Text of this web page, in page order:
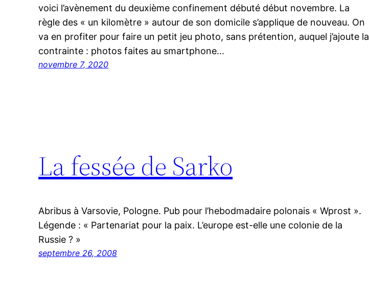
voici l’avènement du deuxième confinement débuté début novembre. La
règle des « un kilomètre » autour de son domicile s’applique de nouveau. On
va en profiter pour faire un petit jeu photo, sans prétention, auquel j’ajoute la
contrainte : photos faites au smartphone…
novembre 7, 2020
La fessée de Sarko
Abribus à Varsovie, Pologne. Pub pour l’hebodmadaire polonais « Wprost ».
Légende : « Partenariat pour la paix. L’europe est-elle une colonie de la
Russie ? »
septembre 26, 2008